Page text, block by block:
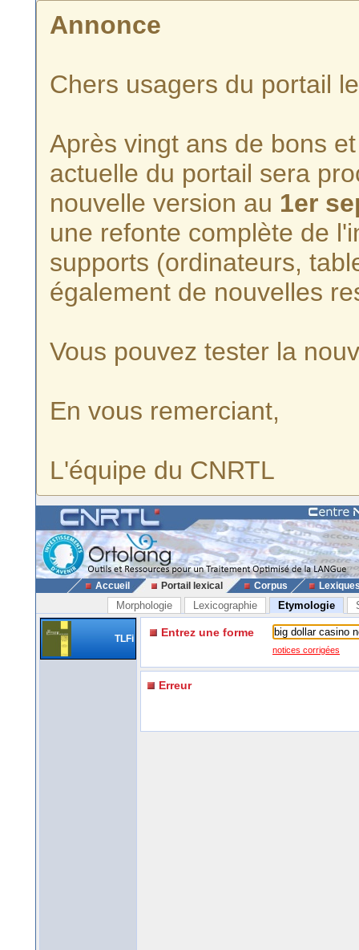
Annonce
Chers usagers du portail
Après vingt ans de bons
actuelle du portail sera
nouvelle version au 1er
une refonte complète de
supports (ordinateurs,
également de nouvelles
Vous pouvez tester la
En vous remerciant,
L'équipe du CNRTL
Accueil Portail lexical Corpus
Morphologie Lexicographie Etymologie
TLFi Entrez une forme
notices corrigées
Erreur